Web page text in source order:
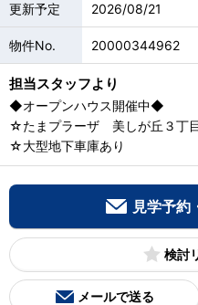
更新予定 2026/08/21
物件No. 20000344962
担当スタッフより
◆オープンハウス開催中◆
☆たまプラーザ 美しが丘３丁
☆大型地下車庫あり
見学予約
検討
メールで送る